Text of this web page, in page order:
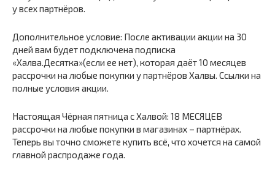
у всех партнёров.
Дополнительное условие: После активации акции на 30
дней вам будет подключена подписка
«Халва.Десятка»(если ее нет), которая даёт 10 месяцев
рассрочки на любые покупки у партнёров Халвы. Ссылки на
полные условия акции.
Настоящая Чёрная пятница с Халвой: 18 МЕСЯЦЕВ
рассрочки на любые покупки в магазинах – партнёрах.
Теперь вы точно сможете купить всё, что хочется на самой
главной распродаже года.